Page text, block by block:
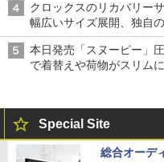
クロックスのリカバリー
幅広いサイズ展開、独自
本日発売「スヌーピー」
で着替えや荷物がスリム
Special Site
総合オーデ